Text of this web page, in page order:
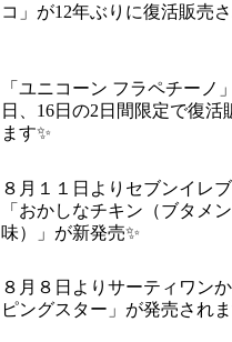
コ」が12年ぶりに復活販売
「ユニコーン フラペチーノ
日、16日の2日間限定で復活
ます✨
８月１１日よりセブンイレ
「おかしなチキン（ブタメ
味）」が新発売✨
８月８日よりサーティワン
ピングスター」が発売され